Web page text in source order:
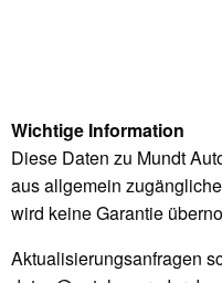
Wichtige Information
Diese Daten zu Mundt
aus allgemein
wird keine Garantie
Aktualisierungsanfragen